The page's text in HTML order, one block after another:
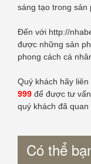
sáng tạo trong sản
Đến với http://
được những sản
phong cách cá
Quý khách hãy
999 để được tư
quý khách đã
Có thể